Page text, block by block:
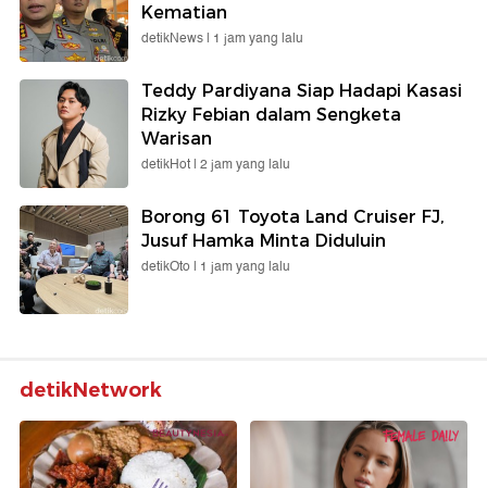
Kematian
detikNews | 1 jam yang lalu
Teddy Pardiyana Siap Hadapi Kasasi
Rizky Febian dalam Sengketa
Warisan
detikHot | 2 jam yang lalu
Borong 61 Toyota Land Cruiser FJ,
Jusuf Hamka Minta Diduluin
detikOto | 1 jam yang lalu
detikNetwork